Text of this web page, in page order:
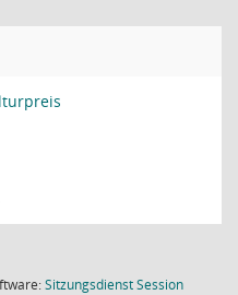
SitzungsdienstSession(Wird in